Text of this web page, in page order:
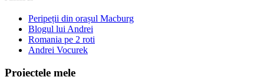
Peripeții din orașul Macburg
Blogul lui Andrei
Romania pe 2 roti
Andrei Vocurek
Proiectele mele